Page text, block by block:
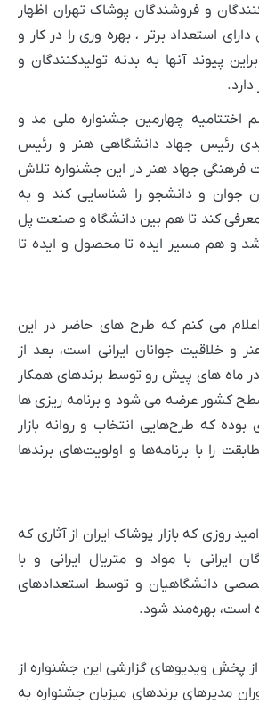
و فروشندگان پوشاک تهران اظهار
استعداد برتر ، بهره وری را در کار و
پیوند آنها به بدنه تولیدکنندگان و
اختتامیه چهارمین جشنواره ملی مد و
رئیس جهاد دانشگاهی هنر و رئیس
فرهنگی جهاد هنر در این جشنواره تلاش
جوان و دانشجو را شناسایی کند و به
کند تا هم بین دانشگاه و صنعت پل
و هم مسیر ایده تا محصول و ایده تا
اعلام می کنم که طرح های حاضر در این
و خلاقیت جوانان ایرانی است، بعد از
ماه های پیش رو توسط برندهای همکار
کشور عرضه می شود و برنامه ریزی ها
بوده که طرح‌هایی انتخاب و روانه بازار
را با برنامه‌ها و اولویت‌های برندها
روزی که بازار پوشاک ایران از آثاری که
ایرانی با مواد و متریال ایرانی و با
دانشگاهیان و توسط استعدادهای
است، بهره‌مند شود.
پخش ویدیو‌های گزارشی این جشنواره از
مدیرهای برندهای میزبان جشنواره به